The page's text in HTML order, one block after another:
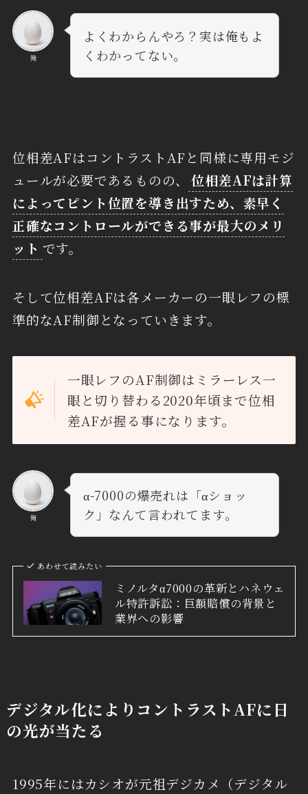
俺
よくわからんやろ？実は俺もよ
くわかってない。
位相差AFはコントラストAFと同様に専用モジ
ュールが必要であるものの、
位相差AFは計算
によってピント位置を導き出すため、素早く
正確なコントロールができる事が最大のメリ
ット です。
そして位相差AFは各メーカーの一眼レフの標
準的なAF制御となっていきます。
一眼レフのAF制御はミラーレス一
眼と切り替わる2020年頃まで位相
差AFが握る事になります。
俺
α-7000の爆売れは「αショッ
ク」なんて言われてます。
あわせて読みたい
ミノルタα7000の革新とハネウェ
ル特許訴訟：巨額賠償の背景と
業界への影響
デジタル化によりコントラストAFに日
の光が当たる
1995年にはカシオが元祖デジカメ（デジタル